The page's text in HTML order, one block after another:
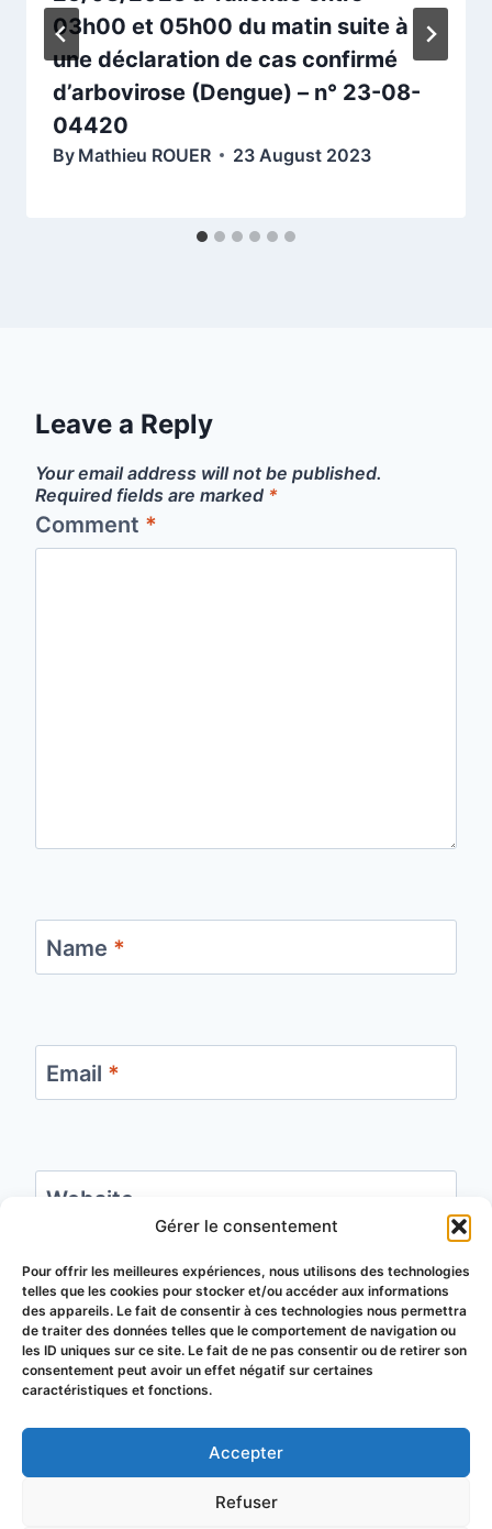
Gérer le consentement
Pour offrir les meilleures expériences, nous utilisons des technologies
telles que les cookies pour stocker et/ou accéder aux informations
des appareils. Le fait de consentir à ces technologies nous permettra
de traiter des données telles que le comportement de navigation ou
les ID uniques sur ce site. Le fait de ne pas consentir ou de retirer son
consentement peut avoir un effet négatif sur certaines
caractéristiques et fonctions.
Accepter
Refuser
03h00 et 05h00 du matin suite à
une déclaration de cas confirmé
d’arbovirose (Dengue) – n° 23-08-
04420
By Mathieu ROUER 23 August 2023
Leave a Reply
Your email address will not be published.
Required fields are marked *
Comment *
Name *
Email *
Website
Save my name, email, and website in this
browser for the next time I comment.
© 2026 Groupement de Défense